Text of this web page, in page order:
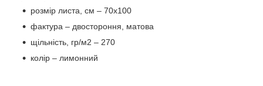
розмір листа, см – 70х100
фактура – двостороння, матова
щільність, гр/м2 – 270
колір – лимонний